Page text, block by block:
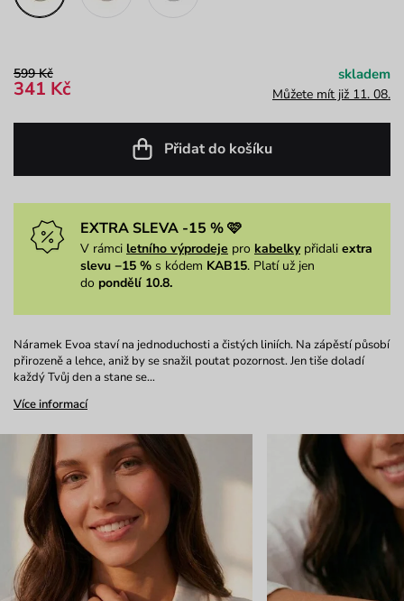
599 Kč
341 Kč
skladem
Můžete mít již 11. 08.
Přidat do košíku
EXTRA SLEVA -15 % 🩷
V rámci letního výprodeje pro kabelkypřidali extra
slevu −15 % s kódem KAB15. Platí už jen
do pondělí 10.8.
Náramek Evoa staví na jednoduchosti a čistých liniích. Na zápěstí působí
přirozeně a lehce, aniž by se snažil poutat pozornost. Jen tiše doladí
každý Tvůj den a stane se…
Více informací